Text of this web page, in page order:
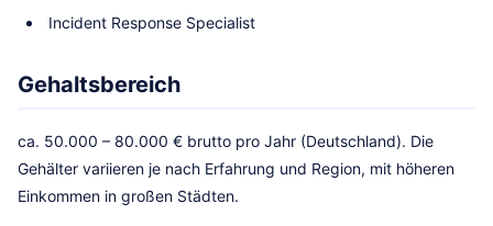
Incident Response Specialist
Gehaltsbereich
ca. 50.000 – 80.000 € brutto pro Jahr (Deutschland). Die
Gehälter variieren je nach Erfahrung und Region, mit höheren
Einkommen in großen Städten.